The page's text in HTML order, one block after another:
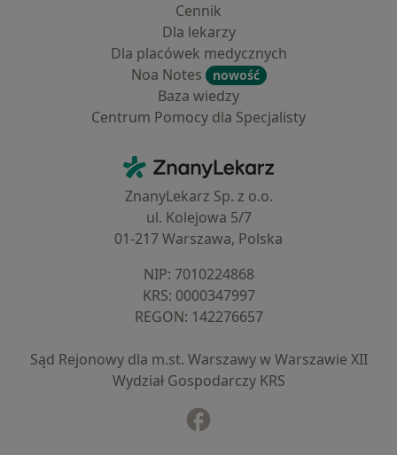
Cennik
Dla lekarzy
Dla placówek medycznych
Noa Notes
nowość
Baza wiedzy
Centrum Pomocy dla Specjalisty
ZnanyLekarz - Strona główna
ZnanyLekarz Sp. z o.o.
ul. Kolejowa 5/7
01-217 Warszawa, Polska
NIP: ⁠7010224868
KRS: ⁠0000347997
REGON: ⁠142276657
Sąd Rejonowy dla m.st. Warszawy w Warszawie XII
Wydział Gospodarczy KRS